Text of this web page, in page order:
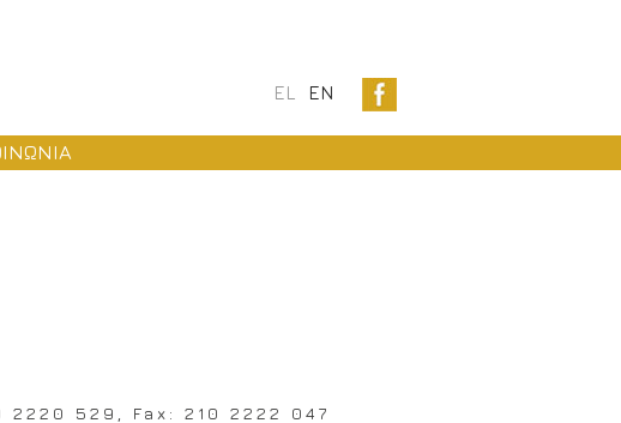
EL EN
2220 529, Fax: 210 2222 047